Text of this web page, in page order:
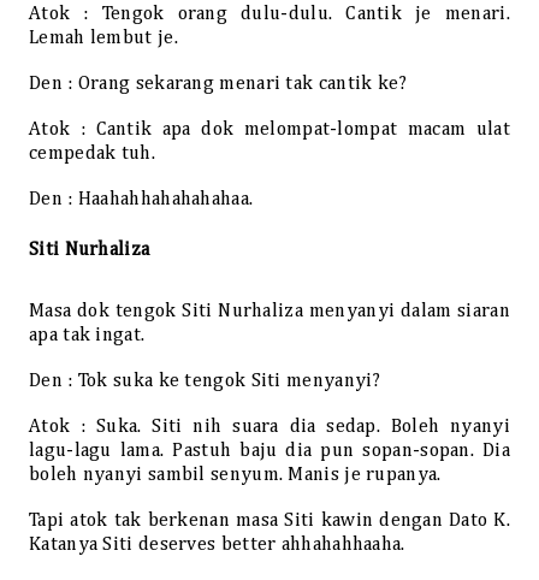
Atok : Tengok orang dulu-dulu. Cantik je menari.
Lemah lembut je.
Den : Orang sekarang menari tak cantik ke?
Atok : Cantik apa dok melompat-lompat macam ulat
cempedak tuh.
Den : Haahahhahahahahaa.
Siti Nurhaliza
Masa dok tengok Siti Nurhaliza menyanyi dalam siaran
apa tak ingat.
Den : Tok suka ke tengok Siti menyanyi?
Atok : Suka. Siti nih suara dia sedap. Boleh nyanyi
lagu-lagu lama. Pastuh baju dia pun sopan-sopan. Dia
boleh nyanyi sambil senyum. Manis je rupanya.
Tapi atok tak berkenan masa Siti kawin dengan Dato K.
Katanya Siti deserves better ahhahahhaaha.